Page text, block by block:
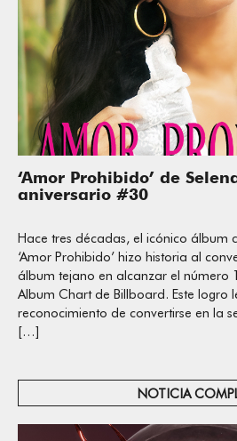
‘Amor Prohibido’ de
aniversario #30
Hace tres décadas, el icónico álbum
‘Amor Prohibido’ hizo historia al
álbum tejano en alcanzar el número
Album Chart de Billboard. Este logro
reconocimiento de convertirse en la
[…]
NOTICIA